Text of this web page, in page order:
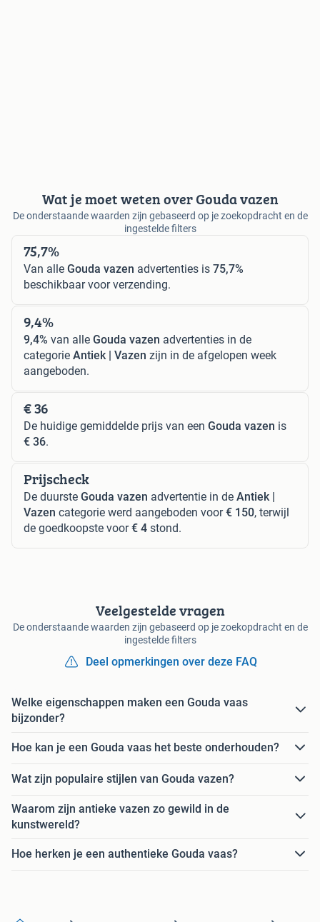
Wat je moet weten over Gouda vazen
De onderstaande waarden zijn gebaseerd op je zoekopdracht en de
ingestelde filters
75,7%
Van alle Gouda vazen advertenties is 75,7%
beschikbaar voor verzending.
9,4%
9,4% van alle Gouda vazen advertenties in de
categorie Antiek | Vazen zijn in de afgelopen week
aangeboden.
€ 36
De huidige gemiddelde prijs van een Gouda vazen is
€ 36.
Prijscheck
De duurste Gouda vazen advertentie in de Antiek |
Vazen categorie werd aangeboden voor€ 150, terwijl
de goedkoopste voor€ 4 stond.
Veelgestelde vragen
De onderstaande waarden zijn gebaseerd op je zoekopdracht en de
ingestelde filters
Deel opmerkingen over deze FAQ
Welke eigenschappen maken een Gouda vaas
bijzonder?
Hoe kan je een Gouda vaas het beste onderhouden?
Wat zijn populaire stijlen van Gouda vazen?
Waarom zijn antieke vazen zo gewild in de
kunstwereld?
Hoe herken je een authentieke Gouda vaas?